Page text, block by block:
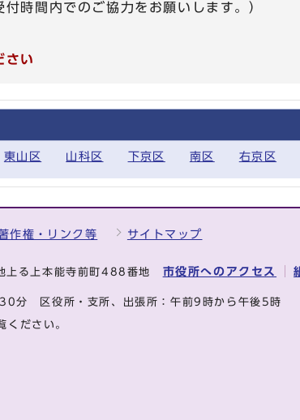
時間内でのご協力をお願いします。）
さい
東山区 山科区 下京区 南区 右京区
作権・リンク等 サイトマップ
上る上本能寺前町488番地 市役所へのアクセス
30分 区役所・支所、出張所：午前9時から午後5時
ください。